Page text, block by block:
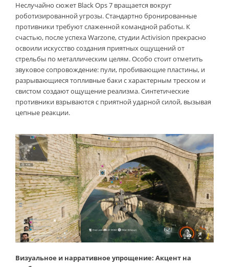
Неслучайно сюжет Black Ops 7 вращается вокруг
роботизированной угрозы. Стандартно бронированные
противники требуют слаженной командной работы. К
счастью, после успеха Warzone, студии Activision прекрасно
освоили искусство создания приятных ощущений от
стрельбы по металлическим целям. Особо стоит отметить
звуковое сопровождение: пули, пробивающие пластины, и
разрывающиеся топливные баки с характерным треском и
свистом создают ощущение реализма. Синтетические
противники взрываются с приятной ударной силой, вызывая
цепные реакции.
Визуальное и нарративное упрощение: Акцент на